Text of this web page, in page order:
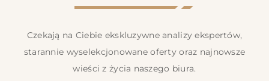
Czekają na Ciebie ekskluzywne analizy ekspertów,
starannie wyselekcjonowane oferty oraz najnowsze
wieści z życia naszego biura.